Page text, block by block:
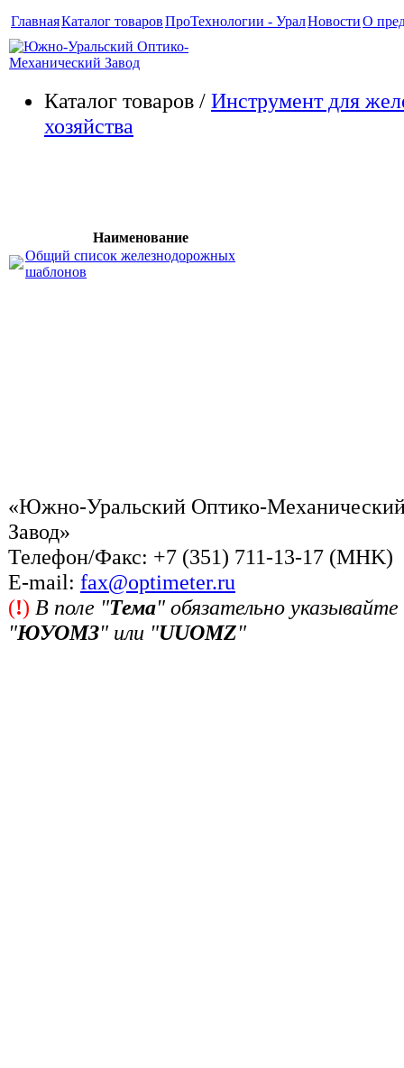
ГлавнаяКаталог товаровПроТехнологии - УралНовостиО
Каталог товаров / Инструмент для
хозяйства
Наименование
Общий список железнодорожных
шаблонов
«Южно-Уральский Оптико-
Завод»
Телефон/Факс: +7 (351) 711-13-17 (MHK)
Е-mail: fax@optimeter.ru
(!) В поле "Тема" обязательно указывайте
"ЮУОМЗ" или "UUOMZ"